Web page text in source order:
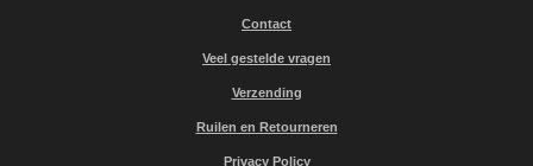
Contact
Veel gestelde vragen
Verzending
Ruilen en Retourneren
Privacy Policy